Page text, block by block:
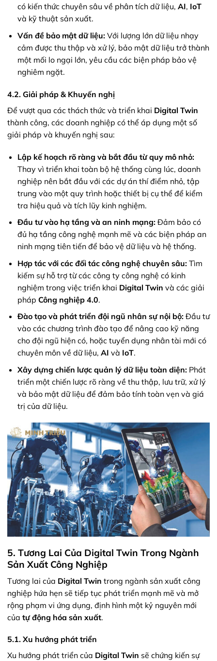
có kiến thức chuyên sâu về phân tích dữ liệu, AI, IoT
và kỹ thuật sản xuất.
Vấn đề bảo mật dữ liệu:Với lượng lớn dữ liệu nhạy
cảm được thu thập và xử lý, bảo mật dữ liệu trở thành
một mối lo ngại lớn, yêu cầu các biện pháp bảo vệ
nghiêm ngặt.
4.2. Giải pháp & Khuyến nghị
Để vượt qua các thách thức và triển khai Digital Twin
thành công, các doanh nghiệp có thể áp dụng một số
giải pháp và khuyến nghị sau:
Lập kế hoạch rõ ràng và bắt đầu từ quy mô nhỏ:
Thay vì triển khai toàn bộ hệ thống cùng lúc, doanh
nghiệp nên bắt đầu với các dự án thí điểm nhỏ, tập
trung vào một quy trình hoặc thiết bị cụ thể để kiểm
tra hiệu quả và tích lũy kinh nghiệm.
Đầu tư vào hạ tầng và an ninh mạng:Đảm bảo có
đủ hạ tầng công nghệ mạnh mẽ và các biện pháp an
ninh mạng tiên tiến để bảo vệ dữ liệu và hệ thống.
Hợp tác với các đối tác công nghệ chuyên sâu:Tìm
kiếm sự hỗ trợ từ các công ty công nghệ có kinh
nghiệm trong việc triển khai Digital Twin và các giải
pháp Công nghiệp 4.0.
Đào tạo và phát triển đội ngũ nhân sự nội bộ:Đầu tư
vào các chương trình đào tạo để nâng cao kỹ năng
cho đội ngũ hiện có, hoặc tuyển dụng nhân tài mới có
chuyên môn về dữ liệu, AI và IoT.
Xây dựng chiến lược quản lý dữ liệu toàn diện:Phát
triển một chiến lược rõ ràng về thu thập, lưu trữ, xử lý
và bảo mật dữ liệu để đảm bảo tính toàn vẹn và giá
trị của dữ liệu.
5. Tương Lai Của Digital Twin Trong Ngành
Sản Xuất Công Nghiệp
Tương lai của Digital Twin trong ngành sản xuất công
nghiệp hứa hẹn sẽ tiếp tục phát triển mạnh mẽ và mở
rộng phạm vi ứng dụng, định hình một kỷ nguyên mới
của tự động hóa sản xuất.
5.1. Xu hướng phát triển
Xu hướng phát triển của Digital Twin sẽ chứng kiến sự